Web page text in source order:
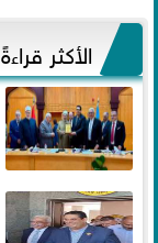
الأكثر قراءةً